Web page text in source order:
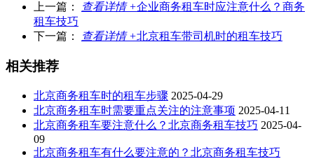
上一篇： 查看详情 +企业商务租车时应注意什么？商务
租车技巧
下一篇：
查看详情 +北京租车带司机时的租车技巧
相关推荐
北京商务租车时的租车步骤 2025-04-29
北京商务租车时需要重点关注的注意事项 2025-04-11
北京商务租车要注意什么？北京商务租车技巧 2025-04-
09
北京商务租车有什么要注意的？北京商务租车技巧